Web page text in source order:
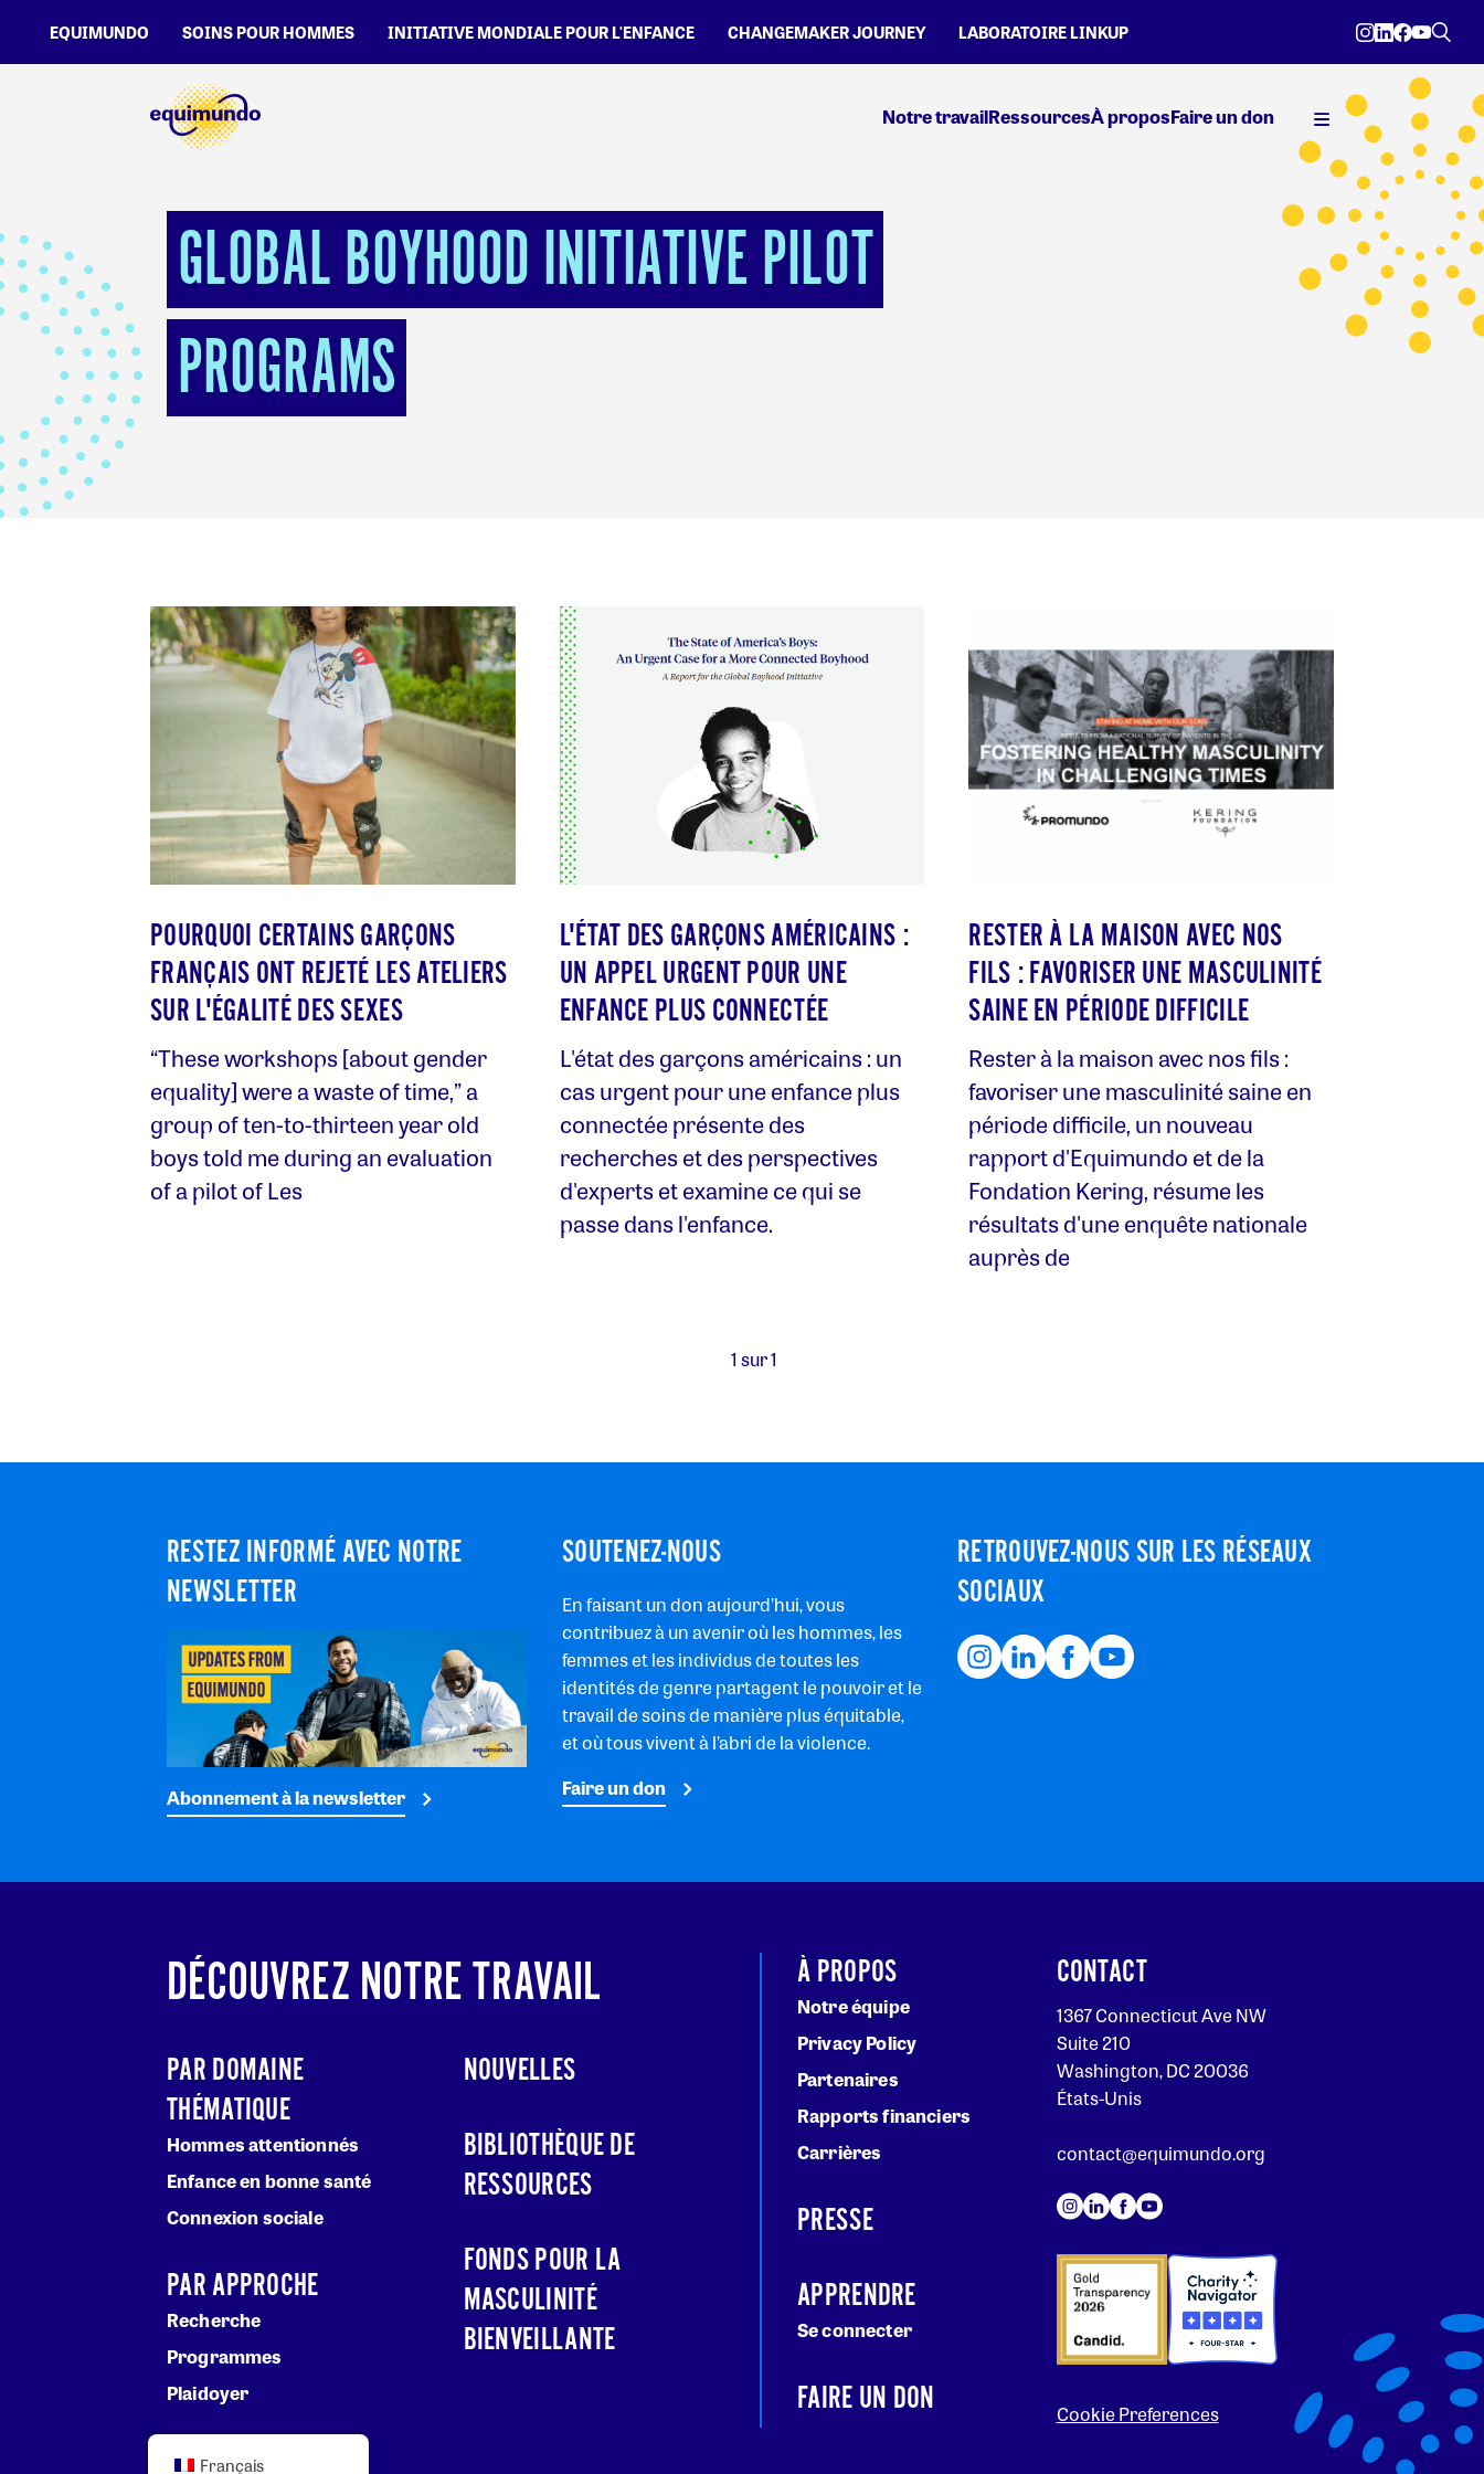
EQUIMUNDO SOINS POUR HOMMES INITIATIVE MONDIALE POUR L'ENFANCE CHANGEMAKER JOURNEY LABORATOIRE LINKUP
Notre travailRessourcesÀ proposFaire un don
GLOBAL BOYHOOD INITIATIVE PILOT
PROGRAMS
POURQUOI CERTAINS GARÇONS
FRANÇAIS ONT REJETÉ LES ATELIERS
SUR L'ÉGALITÉ DES SEXES
“These workshops [about gender
equality] were a waste of time,” a
group of ten-to-thirteen year old
boys told me during an evaluation
of a pilot of Les
L'ÉTAT DES GARÇONS AMÉRICAINS :
UN APPEL URGENT POUR UNE
ENFANCE PLUS CONNECTÉE
L'état des garçons américains : un
cas urgent pour une enfance plus
connectée présente des
recherches et des perspectives
d'experts et examine ce qui se
passe dans l'enfance.
RESTER À LA MAISON AVEC NOS
FILS : FAVORISER UNE MASCULINITÉ
SAINE EN PÉRIODE DIFFICILE
Rester à la maison avec nos fils :
favoriser une masculinité saine en
période difficile, un nouveau
rapport d'Equimundo et de la
Fondation Kering, résume les
résultats d'une enquête nationale
auprès de
1 sur 1
RESTEZ INFORMÉ AVEC NOTRE
NEWSLETTER
Abonnement à la newsletter
SOUTENEZ-NOUS
En faisant un don aujourd’hui, vous
contribuez à un avenir où les hommes, les
femmes et les individus de toutes les
identités de genre partagent le pouvoir et le
travail de soins de manière plus équitable,
et où tous vivent à l’abri de la violence.
Faire un don
RETROUVEZ-NOUS SUR LES RÉSEAUX
SOCIAUX
DÉCOUVREZ NOTRE TRAVAIL
PAR DOMAINE
THÉMATIQUE
Hommes attentionnés
Enfance en bonne santé
Connexion sociale
PAR APPROCHE
Recherche
Programmes
Plaidoyer
NOUVELLES
BIBLIOTHÈQUE DE
RESSOURCES
FONDS POUR LA
MASCULINITÉ
BIENVEILLANTE
À PROPOS
Notre équipe
Privacy Policy
Partenaires
Rapports financiers
Carrières
PRESSE
APPRENDRE
Se connecter
FAIRE UN DON
CONTACT
1367 Connecticut Ave NW
Suite 210
Washington, DC 20036
États-Unis
contact@equimundo.org
Cookie Preferences
Français